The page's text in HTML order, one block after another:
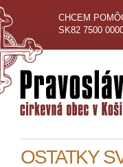
CHCEM
SK82 7500
OSTATKY